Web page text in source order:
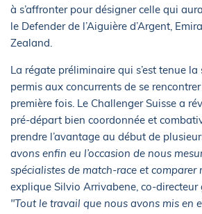
à s’affronter pour désigner celle qui
le Defender de l’Aiguière d’Argent,
Zealand.
La régate préliminaire qui s’est tenue
permis aux concurrents de se
première fois. Le Challenger Suisse a
pré-départ bien coordonnée et
prendre l’avantage au début de
avons enfin eu l’occasion de nous
spécialistes de match-race et comparer
explique Silvio Arrivabene, co-directeur
"Tout le travail que nous avons mis en